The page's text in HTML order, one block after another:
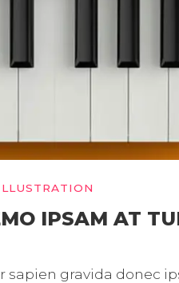
IPSAM AT
gravida donec